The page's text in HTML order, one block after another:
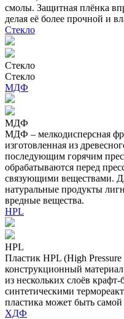
смолы. Защитная плёнка
делая её более прочной и
Стекло
Стекло
Стекло
МДФ
МДФ
МДФ – мелкодисперсная
изготовленная из
последующим горячим
обрабатываются перед
связующими веществами.
натуральные продукты
вредные вещества.
HPL
HPL
Пластик HPL (High
конструкционный
из нескольких слоёв
синтетическими
пластика может быть самой
ХДФ